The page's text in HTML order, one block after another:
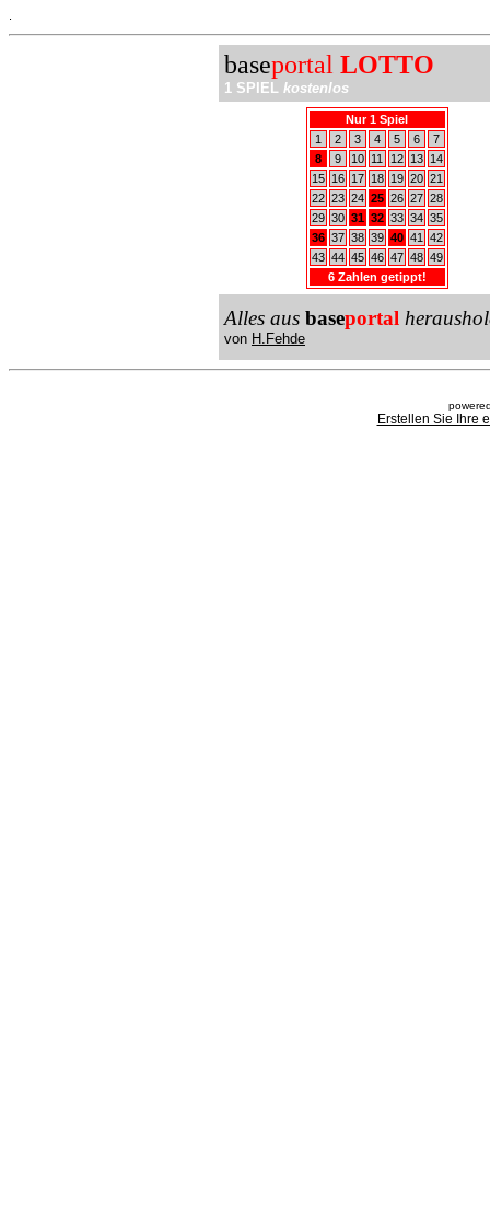
baseportal LOTTO
1 SPIEL kostenlos
Nur 1 Spiel
1
2 3 4 5 6
7
8
9 10 11 12 13
14
15
16 17 18 19 20 21
22 23 24 25 26 27 28
29 30 31 32 33 34 35
36 37 38 39 40 41
42
43 44 45 46 47 48 49
6 Zahlen getippt!
Alles aus baseportal
von H.Fehde
Erstellen Sie Ihre